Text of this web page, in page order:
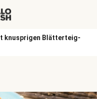
knusprigen Blätterteig-